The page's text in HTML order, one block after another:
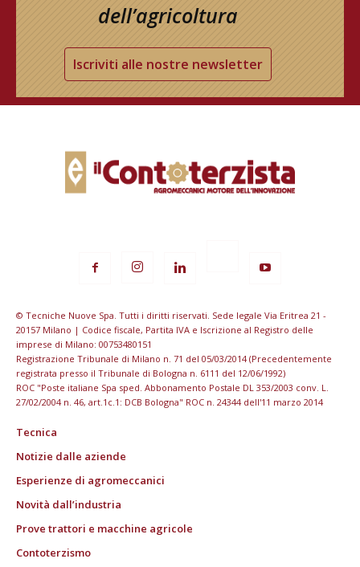
dell’agricoltura
Iscriviti alle nostre newsletter
© Tecniche Nuove Spa. Tutti i diritti riservati. Sede legale Via Eritrea 21 -
20157 Milano | Codice fiscale, Partita IVA e Iscrizione al Registro delle
imprese di Milano: 00753480151
Registrazione Tribunale di Milano n. 71 del 05/03/2014 (Precedentemente
registrata presso il Tribunale di Bologna n. 6111 del 12/06/1992)
ROC "Poste italiane Spa sped. Abbonamento Postale DL 353/2003 conv. L.
27/02/2004 n. 46, art.1c.1: DCB Bologna" ROC n. 24344 dell'11 marzo 2014
Tecnica
Notizie dalle aziende
Esperienze di agromeccanici
Novità dall’industria
Prove trattori e macchine agricole
Contoterzismo